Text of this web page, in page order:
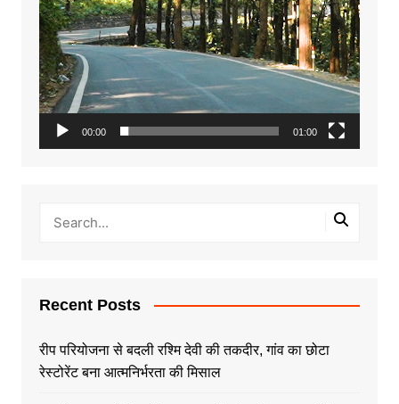
00:00 01:00
Recent Posts
रीप परियोजना से बदली रश्मि देवी की तकदीर, गांव का छोटा
रेस्टोरेंट बना आत्मनिर्भरता की मिसाल